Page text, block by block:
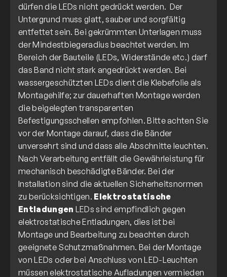
dürfen die LEDs nicht gedrückt werden. Der
Untergrund muss glatt, sauber und sorgfältig
entfettet sein. Bei gekrümmten Unterlagen muss
der Mindestbiegeradius beachtet werden. Im
Bereich der Bauteile (LEDs, Widerstände etc.) darf
das Band nicht stark angedrückt werden. Bei
wassergeschützten LEDs dient die Klebefolie als
Montagehilfe; zur dauerhaften Montage werden
die beigelegten transparenten
Befestigungsschellen empfohlen. Bitte achten Sie
vor der Montage darauf, dass die Bänder
unversehrt sind und dass alle Abschnitte leuchten.
Nach Verarbeitung entfällt die Gewährleistung für
mechanisch beschädigte Bänder. Bei der
Installation sind die aktuellen Sicherheitsnormen
zu berücksichtigen. Elektrostatische
Entladungen LEDs sind empfindlich gegen
elektrostatische Entladungen, dies ist bei
Montage und Bearbeitung zu beachten durch
geeignete Schutzmaßnahmen. Bei der Montage
von LEDs oder bei Anschluss von LED-Leuchten
müssen elektrostatische Aufladungen vermieden